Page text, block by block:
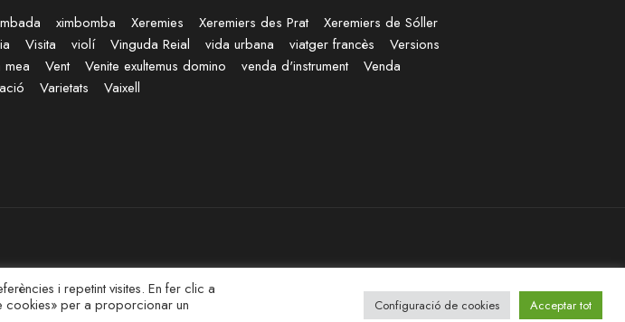
ximbomba Xeremies Xeremiers des Prat
Xeremiers de Sóller
Visita violí Vinguda Reial vida urbana viatger francès
Versions
mea
Vent Venite exultemus domino venda d'instrument
Venda
Varietats Vaixell
i repetint visites. En fer clic a
cookies» per a proporcionar un
Configuració de cookies Acceptar tot